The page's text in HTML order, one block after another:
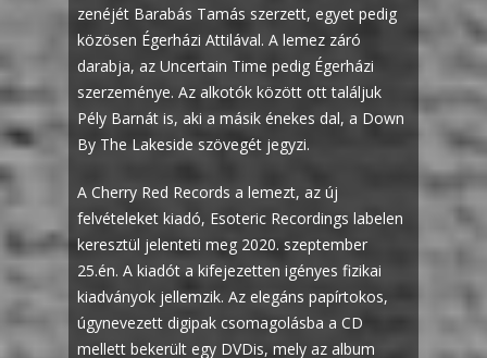
zenéjét Barabás Tamás szerzett, egyet pedig
közösen Égerházi Attilával. A lemez záró
darabja, az Uncertain Time pedig Égerházi
szerzeménye. Az alkotók között ott találjuk
Pély Barnát is, aki a másik énekes dal, a Down
By The Lakeside szövegét jegyzi.
A Cherry Red Records a lemezt, az új
felvételeket kiadó, Esoteric Recordings labelen
keresztül jelenteti meg 2020. szeptember
25.én. A kiadót a kifejezetten igényes fizikai
kiadványok jellemzik. Az elegáns papírtokos,
úgynevezett digipak csomagolásba a CD
mellett bekerült egy DVDis, mely az album